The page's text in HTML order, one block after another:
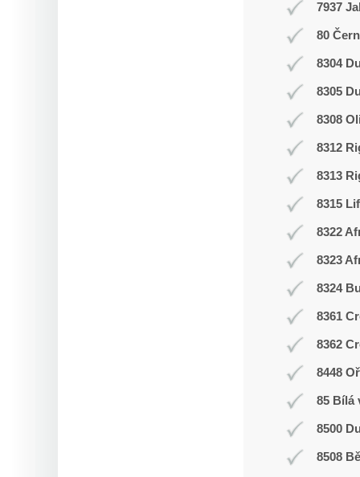
7937
80
8304
8305
8308
8312
8313
8315
8322
8323
8324
8361
8362
8448
85 Bílá
8500
8508